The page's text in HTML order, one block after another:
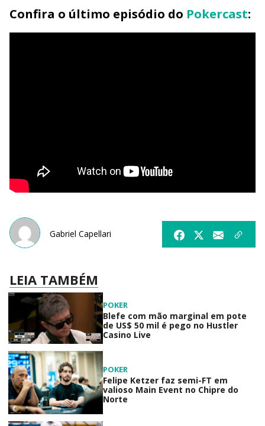
Confira o último episódio do Pokercast:
Gabriel Capellari
LEIA TAMBÉM
POKER
Blefe com mão marginal em pote
de US$ 50 mil é pego no Hustler
Casino Live
POKER
Felipe Ketzer faz semi-FT em
valioso Main Event no Chipre do
Norte